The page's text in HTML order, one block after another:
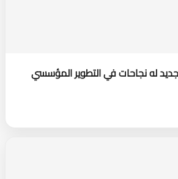
له نجاحات في التطوير المؤسسي